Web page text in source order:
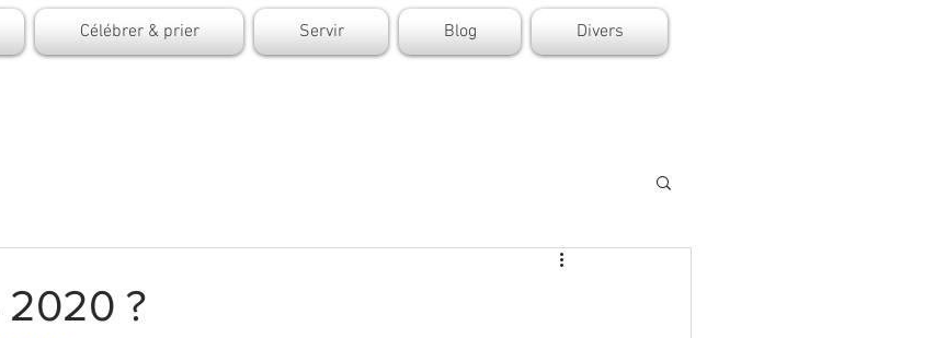
Célébrer & prier Servir Blog Divers
2020 ?